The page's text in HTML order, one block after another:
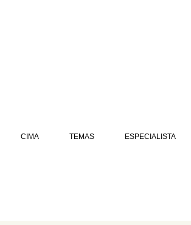
CIMA TEMAS ESPECIALISTA